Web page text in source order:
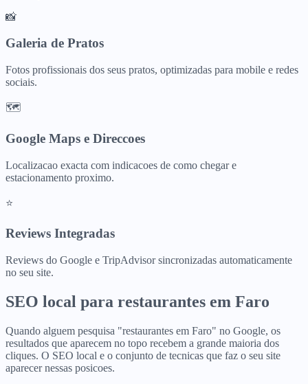
📸
Galeria de Pratos
Fotos profissionais dos seus pratos, optimizadas para mobile e redes
sociais.
🗺️
Google Maps e Direccoes
Localizacao exacta com indicacoes de como chegar e
estacionamento proximo.
⭐
Reviews Integradas
Reviews do Google e TripAdvisor sincronizadas automaticamente
no seu site.
SEO local para restaurantes em Faro
Quando alguem pesquisa "restaurantes em Faro" no Google, os
resultados que aparecem no topo recebem a grande maioria dos
cliques. O SEO local e o conjunto de tecnicas que faz o seu site
aparecer nessas posicoes.